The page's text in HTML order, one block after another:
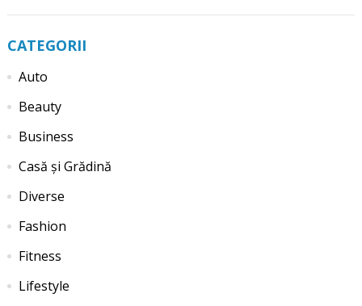
CATEGORII
Auto
Beauty
Business
Casă și Grădină
Diverse
Fashion
Fitness
Lifestyle